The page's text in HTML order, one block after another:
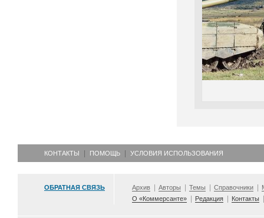
КОНТАКТЫ ПОМОЩЬ УСЛОВИЯ ИСПОЛЬЗОВАНИЯ
ОБРАТНАЯ СВЯЗЬ Архив Авторы Темы Справочники
О «Коммерсанте»
Редакция Контакты